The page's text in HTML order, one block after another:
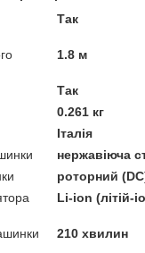
Так
1.8 м
Так
0.261 кг
Італія
нержавіюча
роторний
Li-ion (літій-
210 хвилин